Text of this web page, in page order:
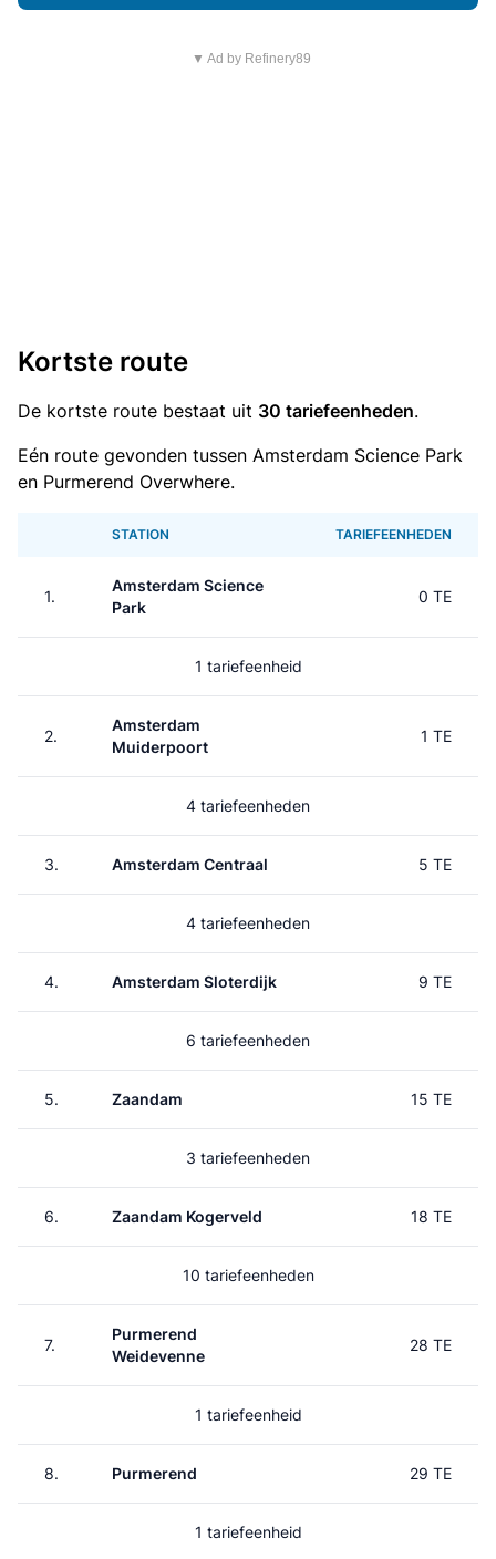
▼ Ad by Refinery89
Kortste route
De kortste route bestaat uit 30 tariefeenheden.
Eén route gevonden tussen Amsterdam Science Park
en Purmerend Overwhere.
STATION TARIEFEENHEDEN
1.
Amsterdam Science
Park
0 TE
1 tariefeenheid
2.
Amsterdam
Muiderpoort
1 TE
4 tariefeenheden
3. Amsterdam Centraal 5 TE
4 tariefeenheden
4. Amsterdam Sloterdijk 9 TE
6 tariefeenheden
5. Zaandam 15 TE
3 tariefeenheden
6. Zaandam Kogerveld 18 TE
10 tariefeenheden
7.
Purmerend
Weidevenne
28 TE
1 tariefeenheid
8. Purmerend 29 TE
1 tariefeenheid